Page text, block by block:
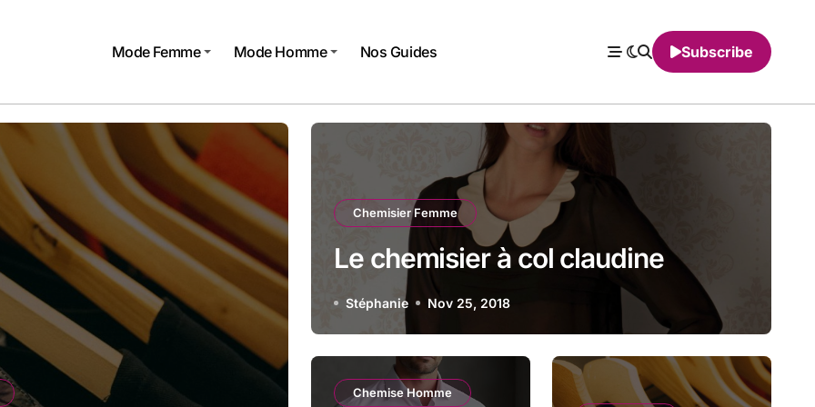
Mode Femme Mode Homme Nos Guides Subscribe
Mode Femme
Chemisier Femme
Le chemisier à col claudine
Stéphanie Nov 25, 2018
Chemise Homme